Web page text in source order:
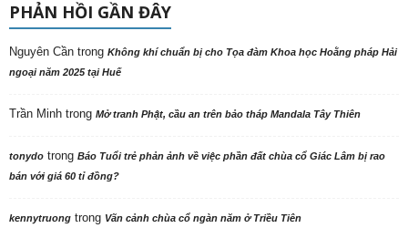
PHẢN HỒI GẦN ĐÂY
Nguyên Cần trong Không khí chuẩn bị cho Tọa đàm Khoa học Hoằng pháp Hải
ngoại năm 2025 tại Huế
Trần Minh trong Mở tranh Phật, cầu an trên bảo tháp Mandala Tây Thiên
tonydo trong Báo Tuổi trẻ phản ảnh về việc phần đất chùa cổ Giác Lâm bị rao
bán với giá 60 tỉ đồng?
kennytruong trong Vãn cảnh chùa cổ ngàn năm ở Triều Tiên